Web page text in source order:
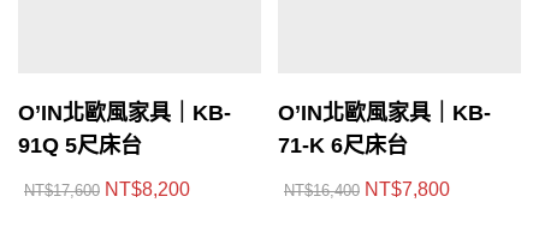
O’IN北歐風家具｜KB-
91Q 5尺床台
NT$17,600 NT$8,200
O’IN北歐風家具｜KB-
71-K 6尺床台
NT$16,400 NT$7,800